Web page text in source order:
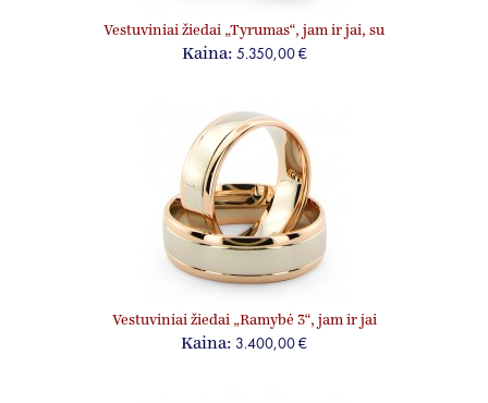
Vestuviniai žiedai „Tyrumas“, jam ir jai, su
briliantais
Kaina: 5.350,00 €
Vestuviniai žiedai „Ramybė 3“, jam ir jai
Kaina: 3.400,00 €